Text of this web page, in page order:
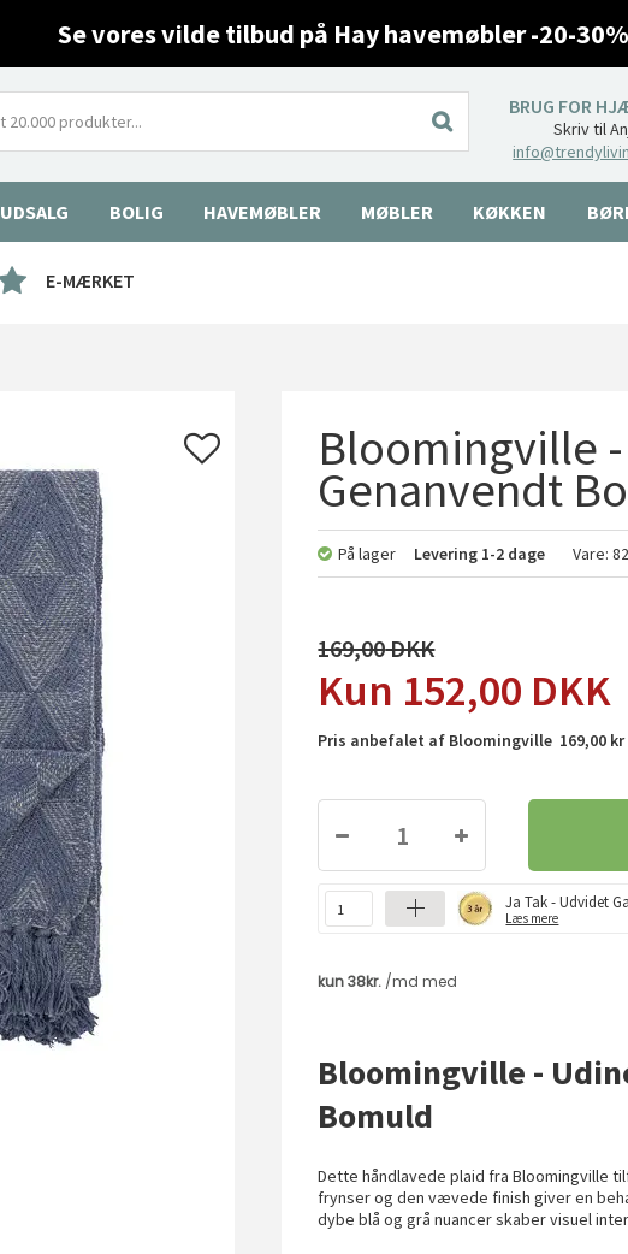
Se vores vilde tilbud på Hay havemøbler -20-
BRUG FOR
Skriv til
UDSALG BOLIG HAVEMØBLER MØBLER KØKKEN
E-MÆRKET
Bloomingville
Genanvendt
På lager Levering 1-2 dage Vare:
169,00
152,00 DKK
Pris anbefalet af Bloomingville 169,00 kr
Ja Tak - Udvidet
Læs mere
Bloomingville -
Bomuld
Dette håndlavede plaid fra Bloomingville
frynser og den vævede finish giver en
dybe blå og grå nuancer skaber visuel